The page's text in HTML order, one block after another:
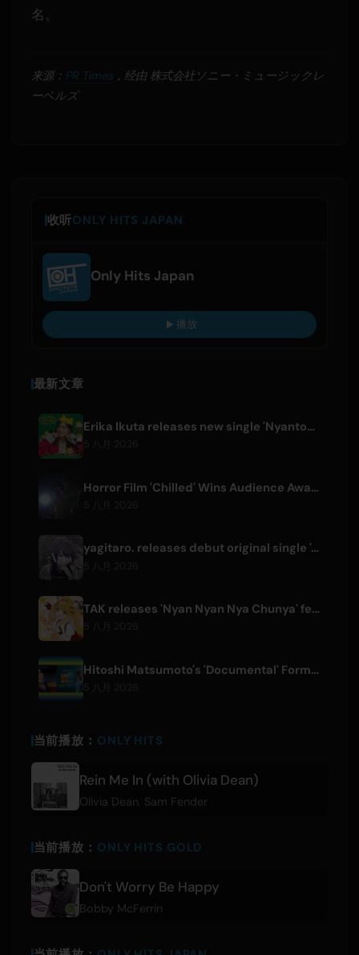
名。
来源： PR Times，经由 株式会社ソニー・ミュージックレ
ーベルズ
收听ONLY HITS JAPAN
Only Hits Japan
播放
最新文章
Erika Ikuta releases new single 'Nyantokanyaruru' for children's book 'Fumikiri Neko'
Horror Film 'Chilled' Wins Audience Award at Fantasia Festival
yagitaro. releases debut original single 'Aria.' with Suda Keina
TAK releases 'Nyan Nyan Nya Chunya' featuring Kotoha for Zenless Zone Zero
Hitoshi Matsumoto's 'Documental' Format to Launch US Version
当前播放： ONLY HITS
Rein Me In (with Olivia Dean)
Olivia Dean Sam Fender
当前播放： ONLY HITS GOLD
Don't Worry Be Happy
Bobby McFerrin